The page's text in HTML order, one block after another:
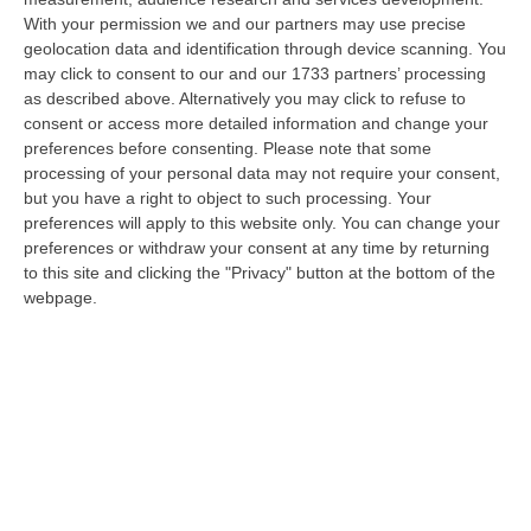
With your permission we and our partners may use precise
geolocation data and identification through device scanning. You
may click to consent to our and our 1733 partners’ processing
as described above. Alternatively you may click to refuse to
consent or access more detailed information and change your
preferences before consenting. Please note that some
processing of your personal data may not require your consent,
but you have a right to object to such processing. Your
preferences will apply to this website only. You can change your
preferences or withdraw your consent at any time by returning
to this site and clicking the "Privacy" button at the bottom of the
webpage.
Bambino Di 4 Anni Investito Dall’auto Del Padre A Borgia: È Grave,
Trasferito D’urgenza A Roma
“CATANZARO È in gravi condizioni un bambino di quattro anni rimasto
coinvolto in un incidente a Borgia, nel Catanzarese. Il piccolo, investi…
10 Agosto, 11:11
Senese (Uil): «Fare Impresa In Calabria Resta Difficile E
Pericoloso»
“CATANZARO «Fare impresa in Calabria continua a essere complicato,
spesso pericoloso. Non c’è provincia in cui non si segnalino ev…
10 Agosto, 11:00